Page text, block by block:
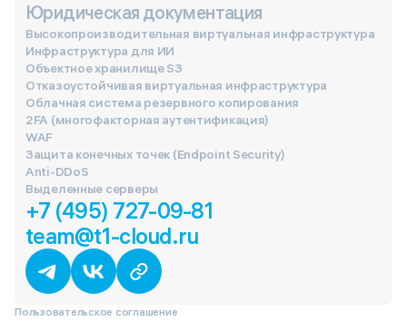
Юридическая документация
Высокопроизводительная виртуальная инфраструктура
Инфраструктура для ИИ
Объектное хранилище S3
Отказоустойчивая виртуальная инфраструктура
Облачная система резервного копирования
2FA (многофакторная аутентификация)
WAF
Защита конечных точек (Endpoint Security)
Anti-DDoS
Выделенные серверы
+7 (495) 727-09-81
team@t1-cloud.ru
Пользовательское соглашение